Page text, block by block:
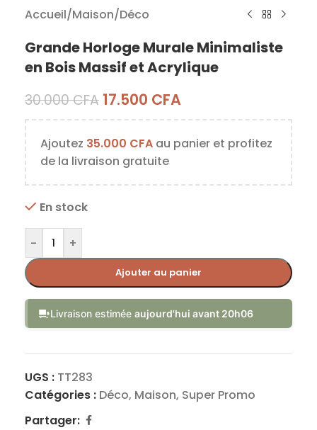
Accueil/Maison/Déco
Grande Horloge Murale Minimaliste
en Bois Massif et Acrylique
30.000CFA 17.500 CFA
Ajoutez 35.000 CFA au panier et profitez
de la livraison gratuite
En stock
- +
Ajouter au panier
Livraison estimée aujourd'hui avant 20h06
UGS : TT283
Catégories : Déco, Maison, Super Promo
Partager: